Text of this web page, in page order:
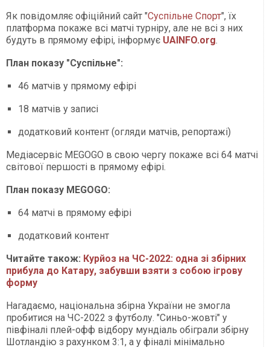
Як повідомляє офіційний сайт "Суспільне Спорт", їх
платформа покаже всі матчі турніру, але не всі з них
будуть в прямому ефірі, інформує UAINFO.org.
План показу "Суспільне":
46 матчів у прямому ефірі
18 матчів у записі
додатковий контент (огляди матчів, репортажі)
Медіасервіс MEGOGO в свою чергу покаже всі 64 матчі
світової першості в прямому ефірі.
План показу MEGOGO:
64 матчі в прямому ефірі
додатковий контент
Читайте також: Курйоз на ЧС-2022: одна зі збірних
прибула до Катару, забувши взяти з собою ігрову
форму
Нагадаємо, національна збірна України не змогла
пробитися на ЧС-2022 з футболу. "Синьо-жовті" у
півфіналі плей-офф відбору мундіаль обіграли збірну
Шотландію з рахунком 3:1, а у фіналі мінімально